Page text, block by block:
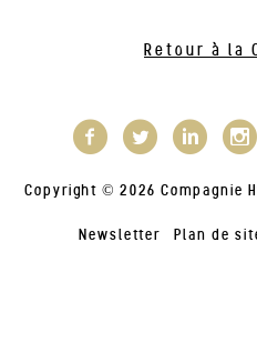
Retour à la
Copyright © 2026 Compagnie
Newsletter Plan de